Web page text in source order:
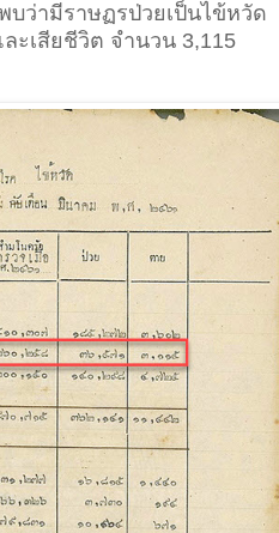
บว่ามีราษฏรป่วยเป็นไข้หวัด
ะเสียชีวิต จำนวน 3,115